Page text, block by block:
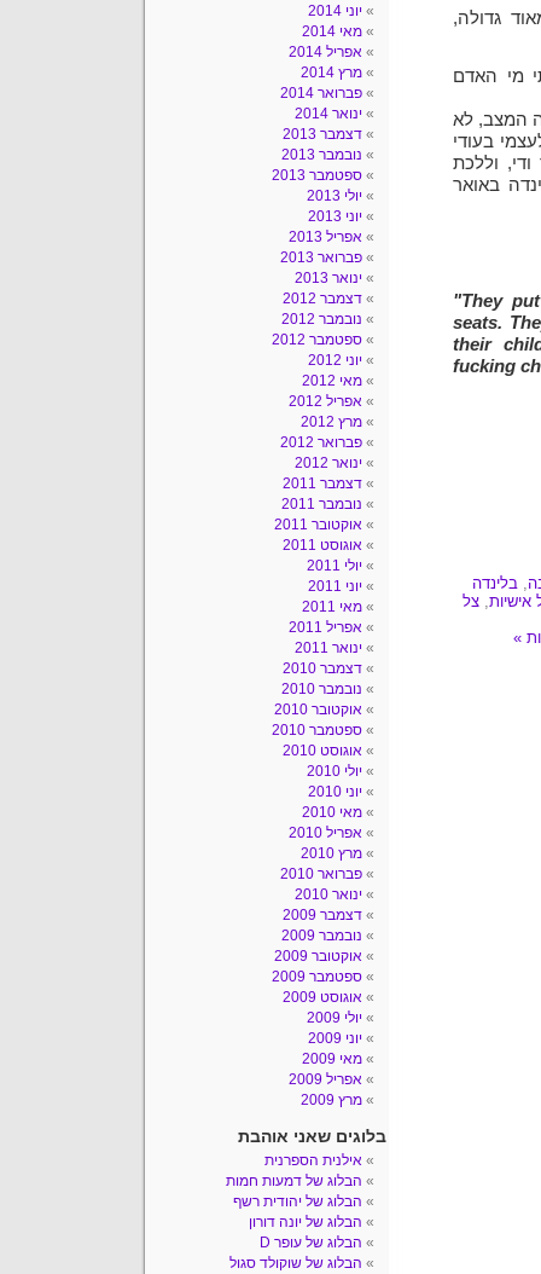
גדולה,
מי האדם
המצב, לא
בעודי
וללכת
באואר
"They
seats.
their
fucking
, בלינדה
אישיות,צל
יוני 2014
מאי 2014
אפריל 2014
מרץ 2014
פברואר 2014
ינואר 2014
דצמבר 2013
נובמבר 2013
ספטמבר 2013
יולי 2013
יוני 2013
אפריל 2013
פברואר 2013
ינואר 2013
דצמבר 2012
נובמבר 2012
ספטמבר 2012
יוני 2012
מאי 2012
אפריל 2012
מרץ 2012
פברואר 2012
ינואר 2012
דצמבר 2011
נובמבר 2011
אוקטובר 2011
אוגוסט 2011
יולי 2011
יוני 2011
מאי 2011
אפריל 2011
ינואר 2011
דצמבר 2010
נובמבר 2010
אוקטובר 2010
ספטמבר 2010
אוגוסט 2010
יולי 2010
יוני 2010
מאי 2010
אפריל 2010
מרץ 2010
פברואר 2010
ינואר 2010
דצמבר 2009
נובמבר 2009
אוקטובר 2009
ספטמבר 2009
אוגוסט 2009
יולי 2009
יוני 2009
מאי 2009
אפריל 2009
מרץ 2009
בלוגים שאני אוהבת
אילנית הספרנית
הבלוג של דמעות חמות
הבלוג של יהודית רשף
הבלוג של יונה דורון
הבלוג של עופר D
הבלוג של שוקולד סגול